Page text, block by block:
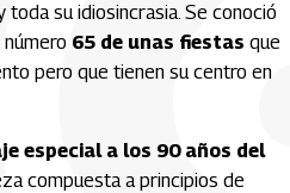
su idiosincrasia. Se conoció
65 de unas fiestas que
pero que tienen su centro en
especial a los 90 años del
compuesta a principios de